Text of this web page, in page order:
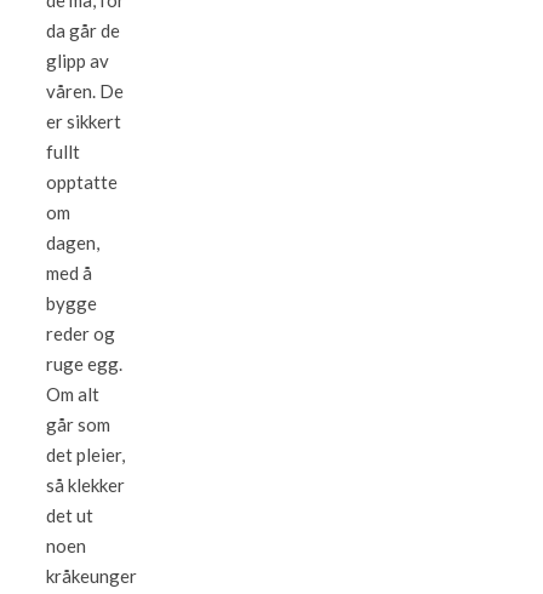
da går de
glipp av
våren. De
er sikkert
fullt
opptatte
om
dagen,
med å
bygge
reder og
ruge egg.
Om alt
går som
det pleier,
så klekker
det ut
noen
kråkeunger